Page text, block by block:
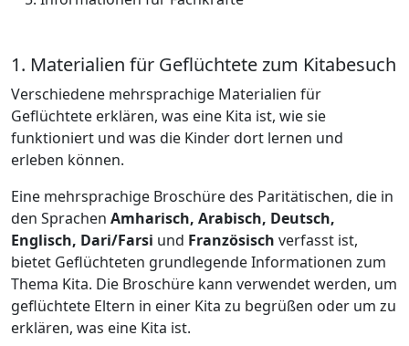
1. Materialien für Geflüchtete zum Kitabesuch
Verschiedene mehrsprachige Materialien für
Geflüchtete erklären, was eine Kita ist, wie sie
funktioniert und was die Kinder dort lernen und
erleben können.
Eine mehrsprachige Broschüre des Paritätischen, die in
den Sprachen Amharisch, Arabisch, Deutsch,
Englisch, Dari/Farsi und Französisch verfasst ist,
bietet Geflüchteten grundlegende Informationen zum
Thema Kita. Die Broschüre kann verwendet werden, um
geflüchtete Eltern in einer Kita zu begrüßen oder um zu
erklären, was eine Kita ist.